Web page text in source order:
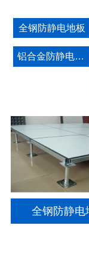
全钢防静电地板
铝合金防静电地板
全钢防静电